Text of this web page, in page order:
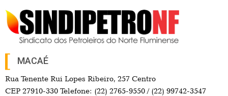
MACAÉ
Rua Tenente Rui Lopes Ribeiro, 257 Centro
CEP 27910-330 Telefone: (22) 2765-9550 / (22) 99742-3547